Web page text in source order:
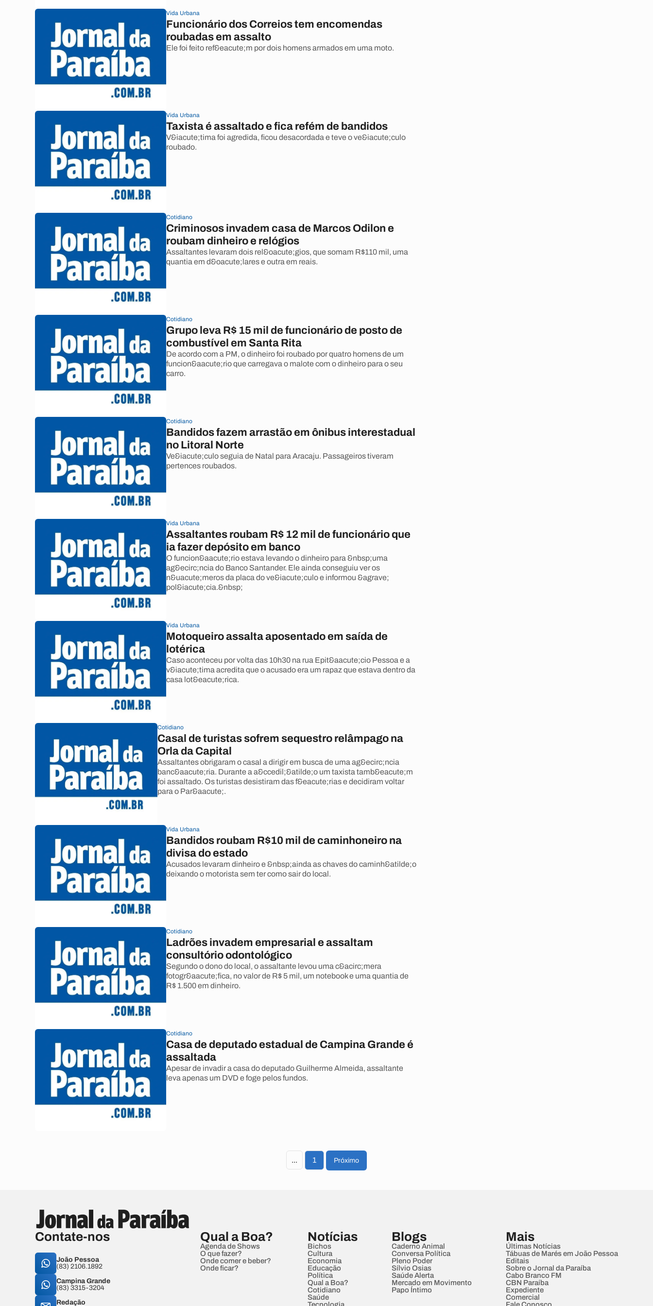
Vida Urbana
Funcionário dos Correios tem encomendas
roubadas em assalto
Ele foi feito ref&eacute;m por dois homens armados em uma moto.
Vida Urbana
Taxista é assaltado e fica refém de bandidos
V&iacute;tima foi agredida, ficou desacordada e teve o ve&iacute;culo
roubado.
Cotidiano
Criminosos invadem casa de Marcos Odilon e
roubam dinheiro e relógios
Assaltantes levaram dois rel&oacute;gios, que somam R$110 mil, uma
quantia em d&oacute;lares e outra em reais.
Cotidiano
Grupo leva R$ 15 mil de funcionário de posto de
combustível em Santa Rita
De acordo com a PM, o dinheiro foi roubado por quatro homens de um
funcion&aacute;rio que carregava o malote com o dinheiro para o seu
carro.
Cotidiano
Bandidos fazem arrastão em ônibus interestadual
no Litoral Norte
Ve&iacute;culo seguia de Natal para Aracaju. Passageiros tiveram
pertences roubados.
Vida Urbana
Assaltantes roubam R$ 12 mil de funcionário que
ia fazer depósito em banco
O funcion&aacute;rio estava levando o dinheiro para &nbsp;uma
ag&ecirc;ncia do Banco Santander. Ele ainda conseguiu ver os
n&uacute;meros da placa do ve&iacute;culo e informou &agrave;
pol&iacute;cia.&nbsp;
Vida Urbana
Motoqueiro assalta aposentado em saída de
lotérica
Caso aconteceu por volta das 10h30 na rua Epit&aacute;cio Pessoa e a
v&iacute;tima acredita que o acusado era um rapaz que estava dentro da
casa lot&eacute;rica.
Cotidiano
Casal de turistas sofrem sequestro relâmpago na
Orla da Capital
Assaltantes obrigaram o casal a dirigir em busca de uma ag&ecirc;ncia
banc&aacute;ria. Durante a a&ccedil;&atilde;o um taxista tamb&eacute;m
foi assaltado. Os turistas desistiram das f&eacute;rias e decidiram voltar
para o Par&aacute;.
Vida Urbana
Bandidos roubam R$10 mil de caminhoneiro na
divisa do estado
Acusados levaram dinheiro e &nbsp;ainda as chaves do caminh&atilde;o
deixando o motorista sem ter como sair do local.
Cotidiano
Ladrões invadem empresarial e assaltam
consultório odontológico
Segundo o dono do local, o assaltante levou uma c&acirc;mera
fotogr&aacute;fica, no valor de R$ 5 mil, um notebook e uma quantia de
R$ 1.500 em dinheiro.
Cotidiano
Casa de deputado estadual de Campina Grande é
assaltada
Apesar de invadir a casa do deputado Guilherme Almeida, assaltante
leva apenas um DVD e foge pelos fundos.
... 1 Próximo
Contate-nos
João Pessoa
(83) 2106.1892
Campina Grande
(83) 3315-3204
Redação
Qual a Boa?
Agenda de Shows
O que fazer?
Onde comer e beber?
Onde ficar?
Notícias
Bichos
Cultura
Economia
Educação
Política
Qual a Boa?
Cotidiano
Saúde
Blogs
Caderno Animal
Conversa Política
Pleno Poder
Sílvio Osias
Saúde Alerta
Mercado em Movimento
Papo Íntimo
Mais
Últimas Notícias
Tábuas de Marés em João Pessoa
Editais
Sobre o Jornal da Paraíba
Cabo Branco FM
CBN Paraíba
Expediente
Comercial